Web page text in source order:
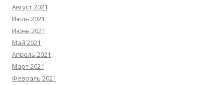
Август 2021
Июль 2021
Июнь 2021
Май 2021
Апрель 2021
Март 2021
Февраль 2021